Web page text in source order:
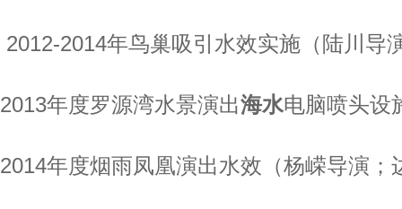
2012-2014年鸟巢吸引水效实施（陆川导
2013年度罗源湾水景演出海水电脑喷头设
2014年度烟雨凤凰演出水效（杨嵘导演；